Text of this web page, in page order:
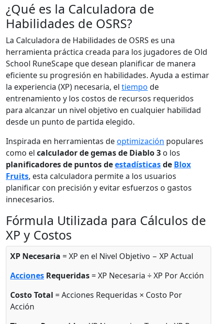
¿Qué es la Calculadora de
Habilidades de OSRS?
La Calculadora de Habilidades de OSRS es una
herramienta práctica creada para los jugadores de Old
School RuneScape que desean planificar de manera
eficiente su progresión en habilidades. Ayuda a estimar
la experiencia (XP) necesaria, el tiempo de
entrenamiento y los costos de recursos requeridos
para alcanzar un nivel objetivo en cualquier habilidad
desde un punto de partida elegido.
Inspirada en herramientas deoptimización populares
como el calculador de gemas de Diablo 3 o los
planificadores de puntos deestadísticasde Blox
Fruits, esta calculadora permite a los usuarios
planificar con precisión y evitar esfuerzos o gastos
innecesarios.
Fórmula Utilizada para Cálculos de
XP y Costos
XP Necesaria = XP en el Nivel Objetivo − XP Actual
Acciones Requeridas= XP Necesaria ÷ XP Por Acción
Costo Total = Acciones Requeridas × Costo Por
Acción